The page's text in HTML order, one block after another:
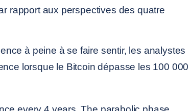
rapport aux perspectives des quatre
à peine à se faire sentir, les analystes
lorsque le Bitcoin dépasse les 100 000